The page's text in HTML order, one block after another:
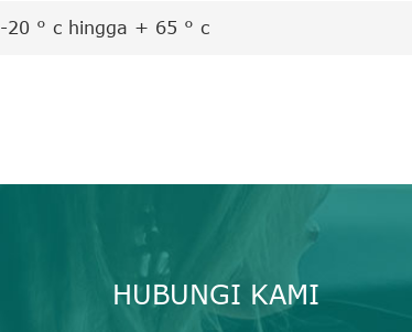
-20 ° c hingga + 65 ° c
HUBUNGI KAMI